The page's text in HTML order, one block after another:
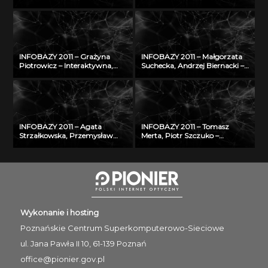
przykładzie aplikacji
GEOHeritage
cyfrowej
INFOBAZY 2011 – Grażyna
Piotrowicz – Interaktywna,
Śląska
INFOBAZY 2011 – Małgorzata
Suchecka, Andrzej Biernacki –
wiedzy w zakresie
bezpieczeństwa i ochrony
człowieka w środowisku pracy
INFOBAZY 2011 – Agata
Strzałkowska, Przemysław
właściwości aerozoli
INFOBAZY 2011 – Tomasz
Merta, Piotr Szczuko –
rejestracyjnej i wyszukiwania
pojazdów w bazie danych
Wykonanie i hosting
Poznańskie Centrum Superkomputerowo-Sieciowe
ul. Jana Pawła II 10, 61-139 Poznań
office@pionier.gov.pl